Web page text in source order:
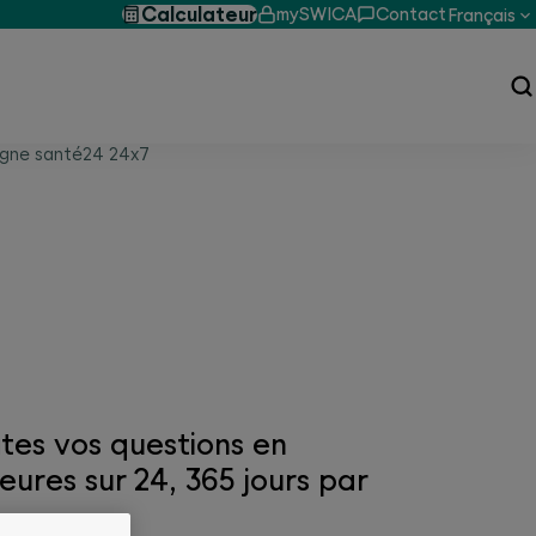
Calculateur mySWICA ContactFrançais
santé24 24x7
vos questions en
sur 24, 365 jours par